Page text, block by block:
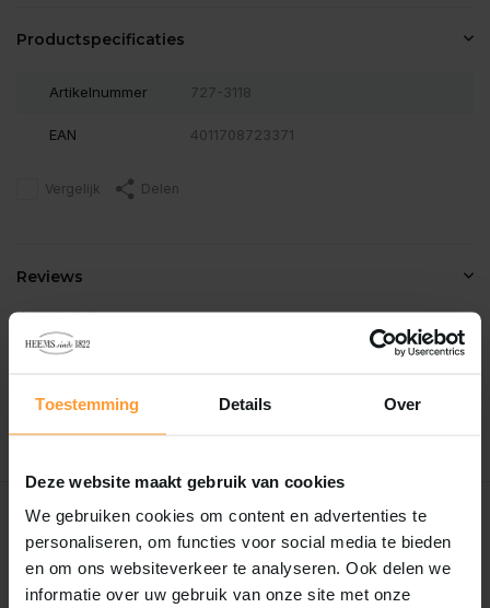
Toestemming Details Over
Deze website maakt gebruik van cookies
We gebruiken cookies om content en advertenties te
personaliseren, om functies voor social media te bieden
en om ons websiteverkeer te analyseren. Ook delen we
informatie over uw gebruik van onze site met onze
Productspecificaties
Artikelnummer 727-3118
EAN 4011708723371
Vergelijk Delen
Reviews
0/ Based on 0 reviews
Recent bekeken